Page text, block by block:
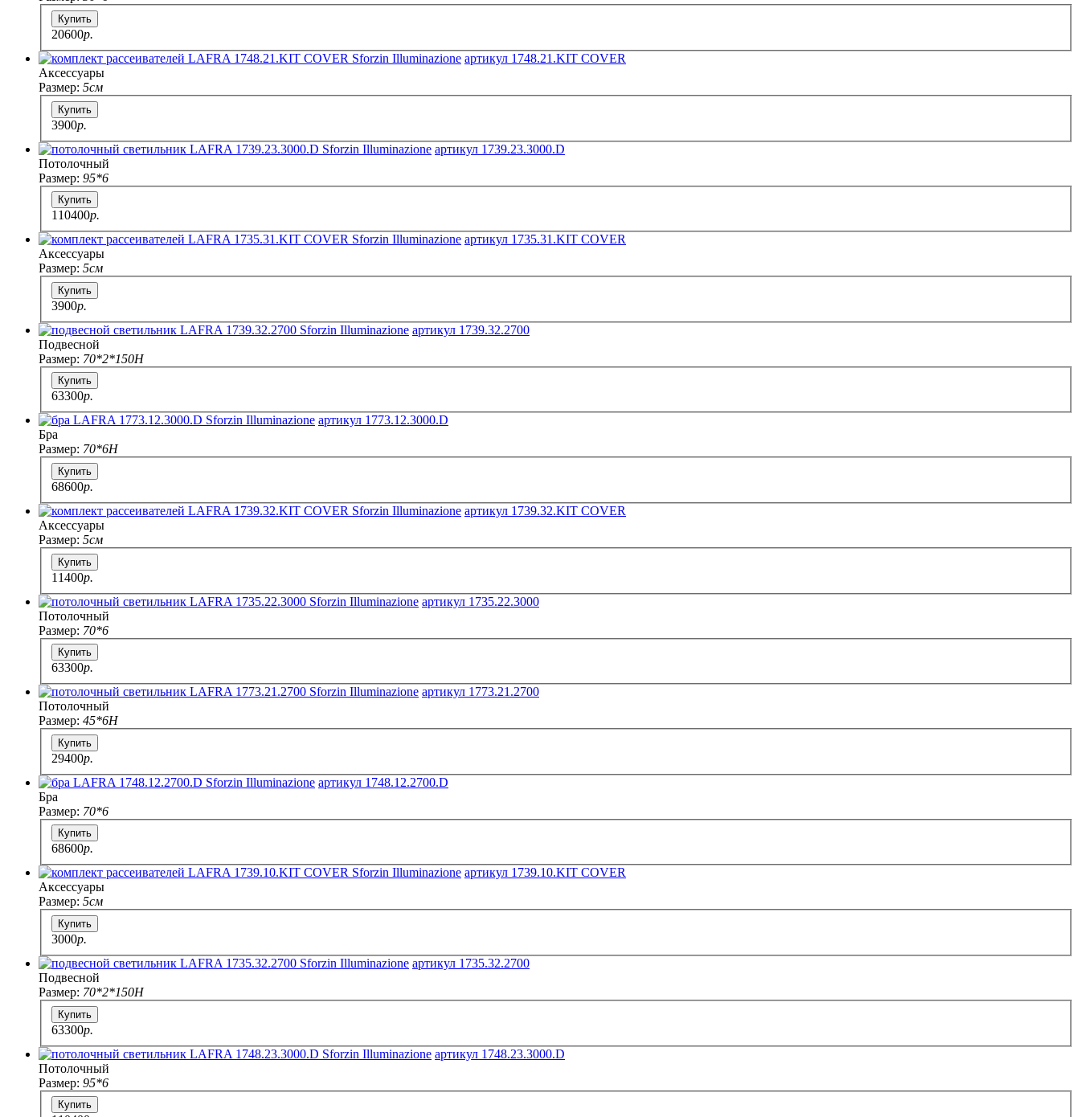
Купить
20600p.
артикул 1748.21.KIT COVER
Аксессуары
Размер: 5см
Купить
3900p.
артикул 1739.23.3000.D
Потолочный
Размер: 95*6
Купить
110400p.
артикул 1735.31.KIT COVER
Аксессуары
Размер: 5см
Купить
3900p.
артикул 1739.32.2700
Подвесной
Размер: 70*2*150H
Купить
63300p.
артикул 1773.12.3000.D
Бра
Размер: 70*6H
Купить
68600p.
артикул 1739.32.KIT COVER
Аксессуары
Размер: 5см
Купить
11400p.
артикул 1735.22.3000
Потолочный
Размер: 70*6
Купить
63300p.
артикул 1773.21.2700
Потолочный
Размер: 45*6H
Купить
29400p.
артикул 1748.12.2700.D
Бра
Размер: 70*6
Купить
68600p.
артикул 1739.10.KIT COVER
Аксессуары
Размер: 5см
Купить
3000p.
артикул 1735.32.2700
Подвесной
Размер: 70*2*150H
Купить
63300p.
артикул 1748.23.3000.D
Потолочный
Размер: 95*6
Купить